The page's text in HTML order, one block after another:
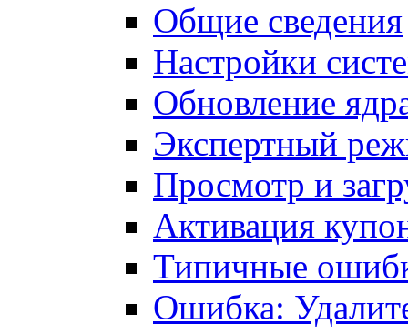
Общие сведения
Настройки
Обновление
Экспертный
Просмотр и
Активация
Типичные
Ошибка: